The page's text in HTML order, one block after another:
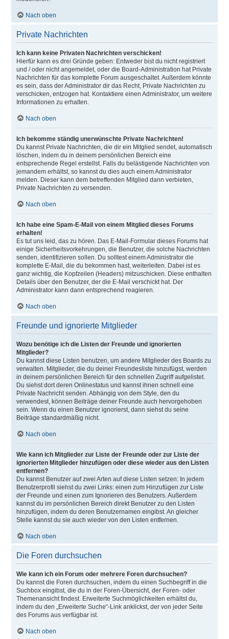
Nach oben
Private Nachrichten
Ich kann keine Privaten Nachrichten verschicken!
Hierfür kann es drei Gründe geben: Entweder bist du nicht registriert
und / oder nicht angemeldet, oder die Board-Administration hat Private
Nachrichten für das komplette Forum ausgeschaltet. Außerdem könnte
es sein, dass der Administrator dir das Recht, Private Nachrichten zu
verschicken, entzogen hat. Kontaktiere einen Administrator, um weitere
Informationen zu erhalten.
Nach oben
Ich bekomme ständig unerwünschte Private Nachrichten!
Du kannst Private Nachrichten, die dir ein Mitglied sendet, automatisch
löschen, indem du in deinem persönlichen Bereich eine
entsprechende Regel erstellst. Falls du belästigende Nachrichten von
jemandem erhältst, so kannst du dies auch einem Administrator
melden. Dieser kann dem betreffenden Mitglied dann verbieten,
Private Nachrichten zu versenden.
Nach oben
Ich habe eine Spam-E-Mail von einem Mitglied dieses Forums
erhalten!
Es tut uns leid, das zu hören. Das E-Mail-Formular dieses Forums hat
einige Sicherheitsvorkehrungen, die Benutzer, die solche Nachrichten
senden, identifizieren sollen. Du solltest einem Administrator die
komplette E-Mail, die du bekommen hast, weiterleiten. Dabei ist es
ganz wichtig, die Kopfzeilen (Headers) mitzuschicken. Diese enthalten
Details über den Benutzer, der die E-Mail verschickt hat. Der
Administrator kann dann entsprechend reagieren.
Nach oben
Freunde und ignorierte Mitglieder
Wozu benötige ich die Listen der Freunde und ignorierten
Mitglieder?
Du kannst diese Listen benutzen, um andere Mitglieder des Boards zu
verwalten. Mitglieder, die du deiner Freundesliste hinzufügst, werden
in deinem persönlichen Bereich für den schnellen Zugriff aufgelistet.
Du siehst dort deren Onlinestatus und kannst ihnen schnell eine
Private Nachricht senden. Abhängig von dem Style, den du
verwendest, können Beiträge deiner Freunde auch hervorgehoben
sein. Wenn du einen Benutzer ignorierst, dann siehst du seine
Beiträge standardmäßig nicht.
Nach oben
Wie kann ich Mitglieder zur Liste der Freunde oder zur Liste der
ignorierten Mitglieder hinzufügen oder diese wieder aus den Listen
entfernen?
Du kannst Benutzer auf zwei Arten auf diese Listen setzen: In jedem
Benutzerprofil siehst du zwei Links: einen zum Hinzufügen zur Liste
der Freunde und einen zum Ignorieren des Benutzers. Außerdem
kannst du im persönlichen Bereich direkt Benutzer zu den Listen
hinzufügen, indem du deren Benutzernamen eingibst. An gleicher
Stelle kannst du sie auch wieder von den Listen entfernen.
Nach oben
Die Foren durchsuchen
Wie kann ich ein Forum oder mehrere Foren durchsuchen?
Du kannst die Foren durchsuchen, indem du einen Suchbegriff in die
Suchbox eingibst, die du in der Foren-Übersicht, der Foren- oder
Themenansicht findest. Erweiterte Suchmöglichkeiten erhältst du,
indem du den „Erweiterte Suche“-Link anklickst, der von jeder Seite
des Forums aus verfügbar ist.
Nach oben